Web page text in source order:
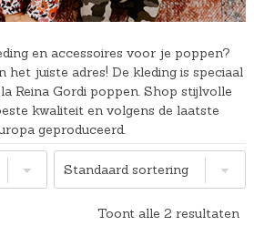
en accessoires voor je poppen?
het juiste adres! De kleding is speciaal
Reina Gordi poppen. Shop stijlvolle
kwaliteit en volgens de laatste
geproduceerd.
Toont alle 2 resultaten